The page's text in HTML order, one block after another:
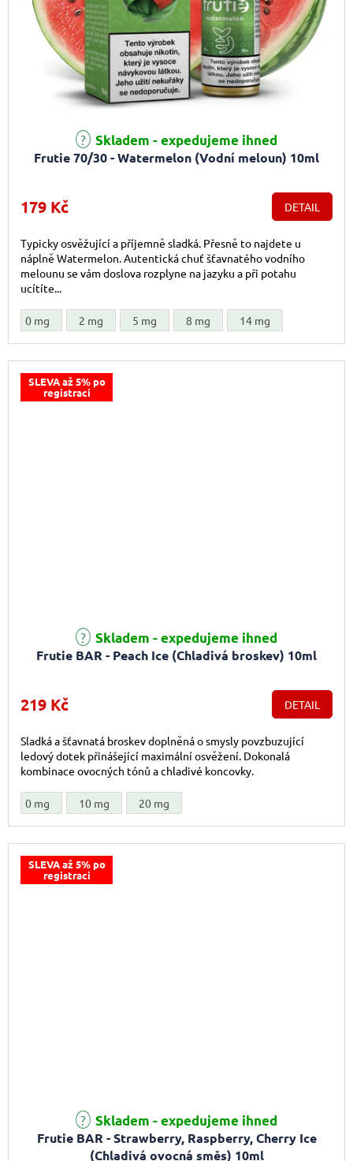
Frutie 70/30 - Watermelon (Vodní meloun) 10ml
Skladem - expedujeme ihned
179 Kč DETAIL
Typicky osvěžující a příjemně sladká. Přesně to najdete u
náplně Watermelon. Autentická chuť šťavnatého vodního
melounu se vám doslova rozplyne na jazyku a při potahu
ucítíte...
0 mg 2 mg 5 mg 8 mg 14 mg
SLEVA až 5% po
registraci
Frutie BAR - Peach Ice (Chladivá broskev) 10ml
Průměrné hodnocení produktu je 5,0 z 5 hvězdiček.
Skladem - expedujeme ihned
219 Kč DETAIL
Sladká a šťavnatá broskev doplněná o smysly povzbuzující
ledový dotek přinášející maximální osvěžení. Dokonalá
kombinace ovocných tónů a chladivé koncovky.
0 mg 10 mg 20 mg
SLEVA až 5% po
registraci
Frutie BAR - Strawberry, Raspberry, Cherry Ice
(Chladivá ovocná směs) 10ml
Průměrné hodnocení produktu je 3,0 z 5 hvězdiček.
Skladem - expedujeme ihned